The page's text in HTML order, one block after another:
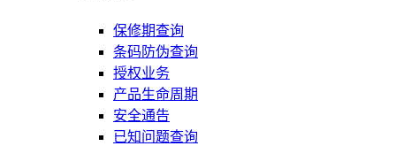
保修期查询
条码防伪查询
授权业务
产品生命周期
安全通告
已知问题查询